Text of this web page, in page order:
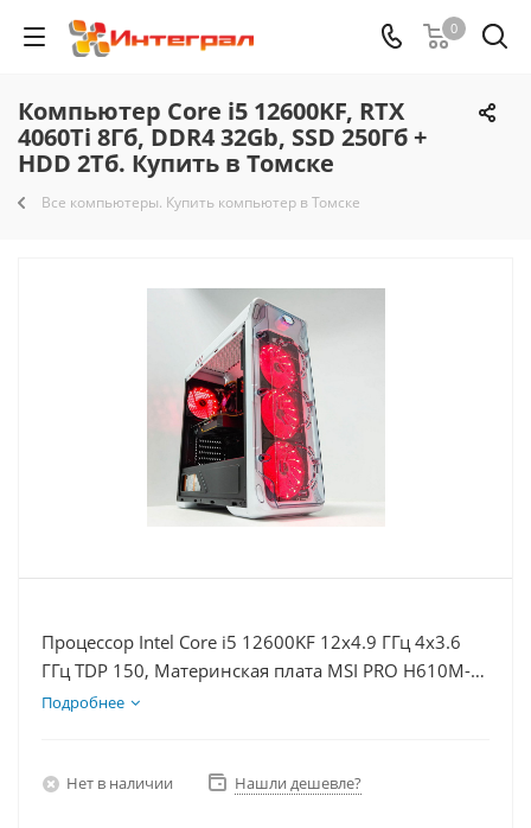
0
Компьютер Core i5 12600KF, RTX
4060Ti 8Гб, DDR4 32Gb, SSD 250Гб +
HDD 2Тб. Купить в Томске
Все компьютеры. Купить компьютер в Томске
Процессор Intel Core i5 12600KF 12x4.9 ГГц 4x3.6
ГГц TDP 150, Материнская плата MSI PRO H610M-E,
Видеокарта RTX 4060Ti 8Гб, Память DDR4 32Gb,
Подробнее
Нет в наличии Нашли дешевле?